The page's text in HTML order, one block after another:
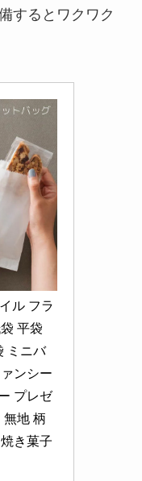
するとワクワク
ル フラ
平袋
ミニバ
ンシー
プレゼ
無地 柄
き菓子